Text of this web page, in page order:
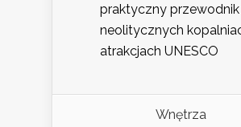
praktyczny
neolitycznych
atrakcjach UNESCO
Wnętrza